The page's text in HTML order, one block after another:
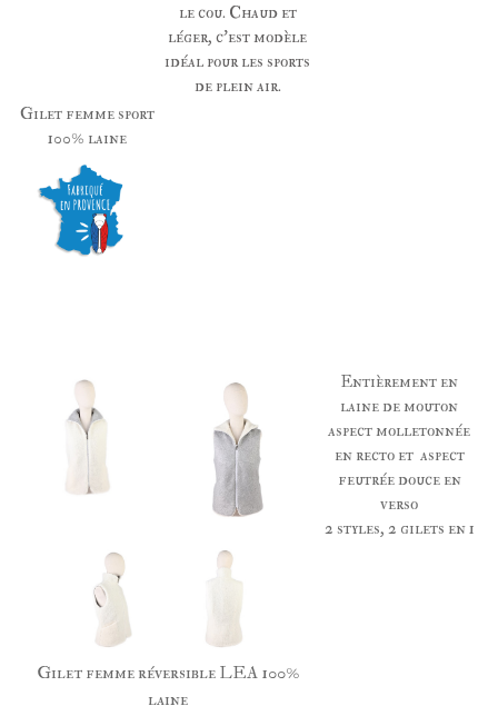
le cou. Chaud et
léger, c'est modèle
idéal pour les sports
de plein air.
Gilet femme sport
100% laine
Entièrement en
laine de mouton
aspect molletonnée
en recto et aspect
feutrée douce en
verso
2 styles, 2 gilets en 1
Gilet femme réversible LEA 100%
laine